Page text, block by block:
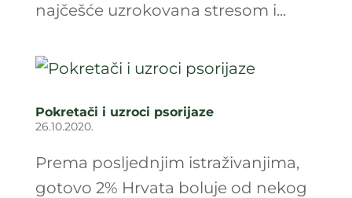
najčešće uzrokovana stresom i...
Pokretači i uzroci psorijaze
26.10.2020.
Prema posljednjim istraživanjima,
gotovo 2% Hrvata boluje od nekog